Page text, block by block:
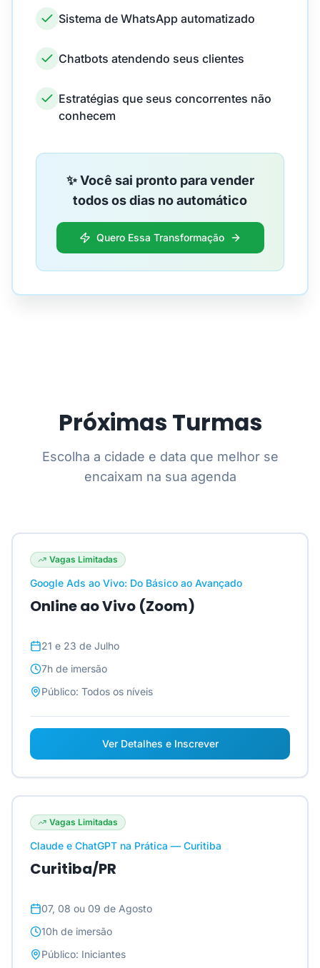
Sistema de WhatsApp automatizado
Chatbots atendendo seus clientes
Estratégias que seus concorrentes não
conhecem
✨ Você sai pronto para vender
todos os dias no automático
Quero Essa Transformação
Próximas Turmas
Escolha a cidade e data que melhor se
encaixam na sua agenda
Vagas Limitadas
Google Ads ao Vivo: Do Básico ao Avançado
Online ao Vivo (Zoom)
21 e 23 de Julho
7h de imersão
Público: Todos os níveis
Ver Detalhes e Inscrever
Vagas Limitadas
Claude e ChatGPT na Prática — Curitiba
Curitiba/PR
07, 08 ou 09 de Agosto
10h de imersão
Público: Iniciantes